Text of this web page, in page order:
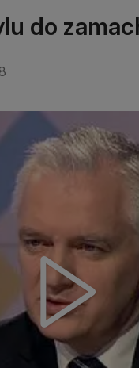
do